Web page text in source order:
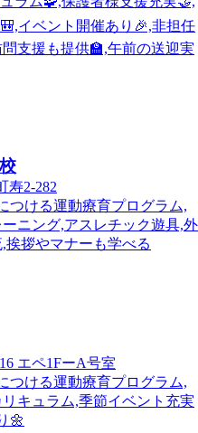
イベント開催あり🎉,非担任
支援も提供🏫,午前の送迎実
寿2-282
つける運動療育プログラム,
ニング,アスレチック遊具,外
拶やマナーも学べる
エペ1FーA号室
つける運動療育プログラム,
キュラム,季節イベント充実
🌼